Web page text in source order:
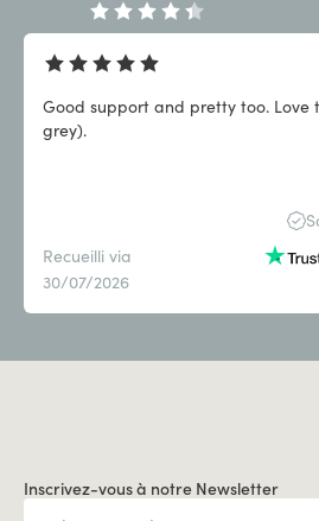
Good support and pretty too. Love
grey).
Recueilli via
30/07/2026
Inscrivez-vous à notre Newsletter